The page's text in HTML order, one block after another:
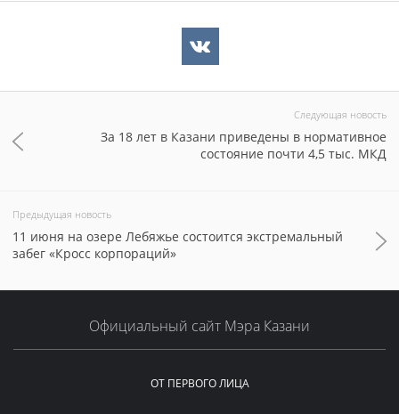
Следующая новость
За 18 лет в Казани приведены в нормативное
состояние почти 4,5 тыс. МКД
Предыдущая новость
11 июня на озере Лебяжье состоится экстремальный
забег «Кросс корпораций»
Официальный сайт Мэра Казани
ОТ ПЕРВОГО ЛИЦА